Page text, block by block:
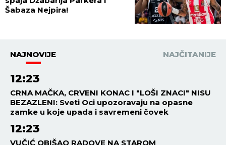
Šabaza Nejpira!
NAJNOVIJE NAJČITANIJE
12:23
CRNA MAČKA, CRVENI KONAC I "LOŠI ZNACI" NISU
BEZAZLENI: Sveti Oci upozoravaju na opasne
zamke u koje upada i savremeni čovek
12:23
VUČIĆ OBIŠAO RADOVE NA STAROM